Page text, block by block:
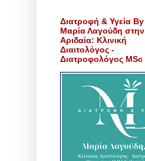
Διατροφή & Υγεία By
Μαρία Λαγούδη στην
Αριδαία: Κλινική
Διαιτολόγος -
Διατροφολόγος MSc